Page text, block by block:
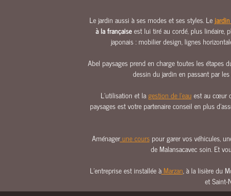
Le jardin aussi à ses modes et ses styles. Le
à la françaiseest lui tiré au cordé, plus linéaire,
japonais : mobilier design, lignes
Abel paysages prend en charge toutes les étapes
dessin du jardin en passant par
L’utilisation et lagestion de l’eau est au cœur
paysages est votre partenaire conseil en plus
Aménagerune courspour garer vos véhicules,
de Malansacavec soin. Et
L’entreprise est installée àMarzan, à la lisière du
et Saint-